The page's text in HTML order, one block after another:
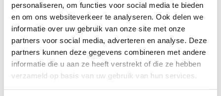
personaliseren, om functies voor social media te bieden
en om ons websiteverkeer te analyseren. Ook delen we
informatie over uw gebruik van onze site met onze
partners voor social media, adverteren en analyse. Deze
partners kunnen deze gegevens combineren met andere
informatie die u aan ze heeft verstrekt of die ze hebben
verzameld op basis van uw gebruik van hun services.
CoC no.: 62140957
VAT number: NL854680950B01
(+31) 73 203 2487
(+31) 73 203 2487
sales@lacros.nl